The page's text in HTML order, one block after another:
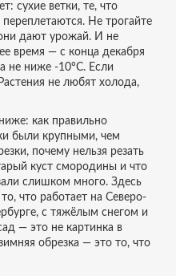
сухие ветки, те, что
Не трогайте
дают урожай. И не
время — с конца декабря
не ниже -10°C. Если
не любят холода,
как правильно
были крупными, чем
почему нельзя резать
куст смородины и что
слишком много. Здесь
что работает на Северо-
с тяжёлым снегом и
— это не картинка в
обрезка — это то, что